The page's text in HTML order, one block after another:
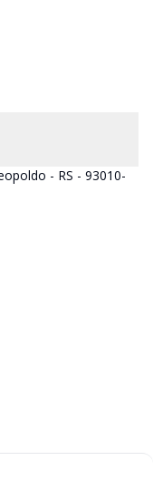
- RS - 93010-